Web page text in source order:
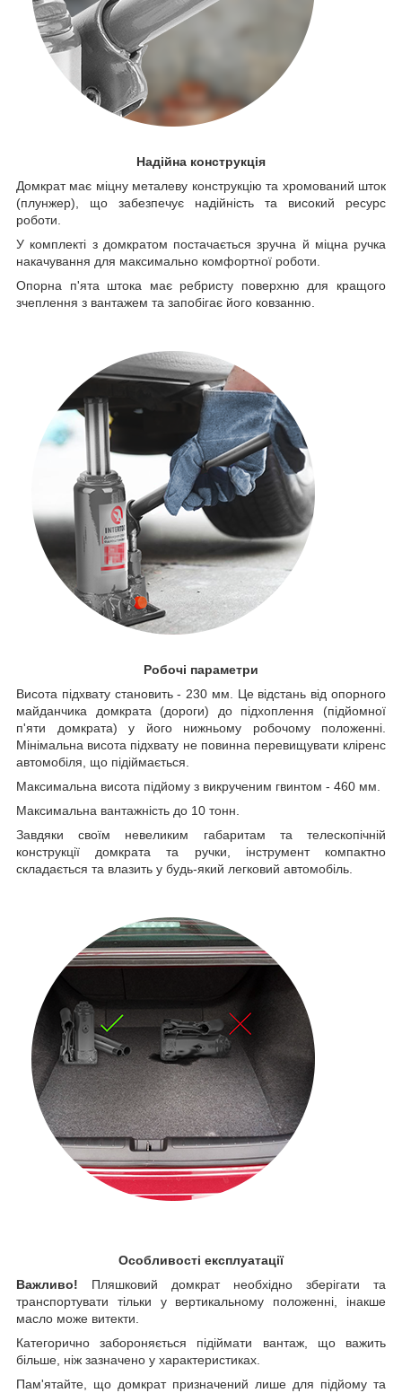
Надійна конструкція
Домкрат має міцну металеву конструкцію та хромований шток
(плунжер), що забезпечує надійність та високий ресурс
роботи.
У комплекті з домкратом постачається зручна й міцна ручка
накачування для максимально комфортної роботи.
Опорна п'ята штока має ребристу поверхню для кращого
зчеплення з вантажем та запобігає його ковзанню.
Робочі параметри
Висота підхвату становить - 230 мм. Це відстань від опорного
майданчика домкрата (дороги) до підхоплення (підйомної
п'яти домкрата) у його нижньому робочому положенні.
Мінімальна висота підхвату не повинна перевищувати кліренс
автомобіля, що підіймається.
Максимальна висота підйому з викрученим гвинтом - 460 мм.
Максимальна вантажність до 10 тонн.
Завдяки своїм невеликим габаритам та телескопічній
конструкції домкрата та ручки, інструмент компактно
складається та влазить у будь-який легковий автомобіль.
Особливості експлуатації
Важливо! Пляшковий домкрат необхідно зберігати та
транспортувати тільки у вертикальному положенні, інакше
масло може витекти.
Категорично забороняється підіймати вантаж, що важить
більше, ніж зазначено у характеристиках.
Пам'ятайте, що домкрат призначений лише для підйому та